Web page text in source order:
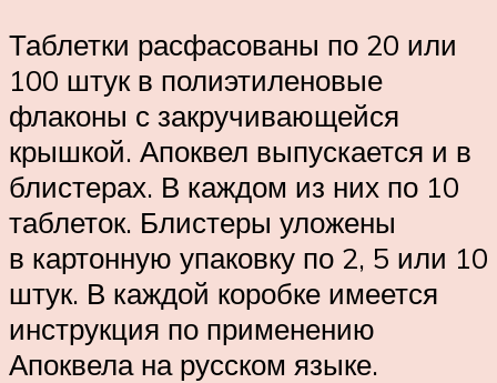
Таблетки расфасованы по 20 или
100 штук в полиэтиленовые
флаконы с закручивающейся
крышкой. Апоквел выпускается и в
блистерах. В каждом из них по 10
таблеток. Блистеры уложены
в картонную упаковку по 2, 5 или 10
штук. В каждой коробке имеется
инструкция по применению
Апоквела на русском языке.